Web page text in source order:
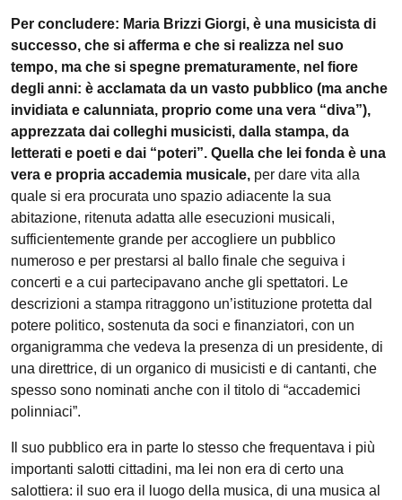
Per concludere: Maria Brizzi Giorgi, è una musicista di
successo, che si afferma e che si realizza nel suo
tempo, ma che si spegne prematuramente, nel fiore
degli anni: è acclamata da un vasto pubblico (ma anche
invidiata e calunniata, proprio come una vera “diva”),
apprezzata dai colleghi musicisti, dalla stampa, da
letterati e poeti e dai “poteri”. Quella che lei fonda è una
vera e propria accademia musicale, per dare vita alla
quale si era procurata uno spazio adiacente la sua
abitazione, ritenuta adatta alle esecuzioni musicali,
sufficientemente grande per accogliere un pubblico
numeroso e per prestarsi al ballo finale che seguiva i
concerti e a cui partecipavano anche gli spettatori. Le
descrizioni a stampa ritraggono un’istituzione protetta dal
potere politico, sostenuta da soci e finanziatori, con un
organigramma che vedeva la presenza di un presidente, di
una direttrice, di un organico di musicisti e di cantanti, che
spesso sono nominati anche con il titolo di “accademici
polinniaci”.
Il suo pubblico era in parte lo stesso che frequentava i più
importanti salotti cittadini, ma lei non era di certo una
salottiera: il suo era il luogo della musica, di una musica al